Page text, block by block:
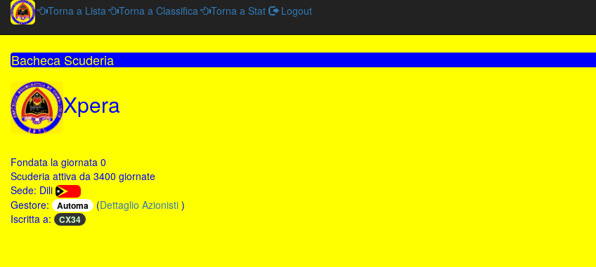
Torna a Lista Torna a Classifica Torna a Stat Logout
Bacheca Scuderia
Xpera
Fondata la giornata 0
Scuderia attiva da 3400 giornate
Sede: Dili
Gestore:
Automa (Dettaglio Azionisti )
Iscritta a:
CX34